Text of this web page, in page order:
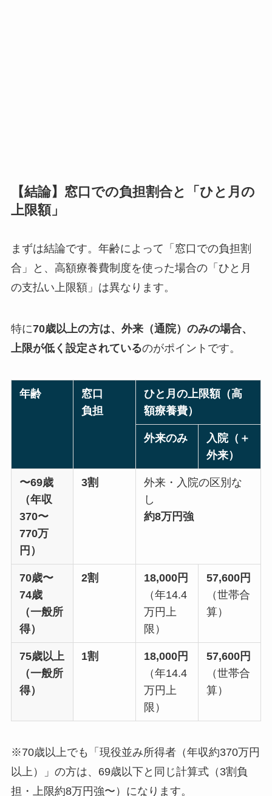
【結論】窓口での負担割合と「ひと月の
上限額」
まずは結論です。年齢によって「窓口での負担割
合」と、高額療養費制度を使った場合の「ひと月
の支払い上限額」は異なります。
特に70歳以上の方は、外来（通院）のみの場合、
上限が低く設定されているのがポイントです。
年齢
窓口
負担
ひと月の上限額（高
額療養費）
外来のみ
入院（＋
外来）
〜69歳
（年収
370〜
770万
円）
3割
外来・入院の区別な
し
約8万円強
70歳〜
74歳
（一般所
得）
2割
18,000円
（年14.4
万円上
限）
57,600円
（世帯合
算）
75歳以上
（一般所
得）
1割
18,000円
（年14.4
万円上
限）
57,600円
（世帯合
算）
※70歳以上でも「現役並み所得者（年収約370万円
以上）」の方は、69歳以下と同じ計算式（3割負
担・上限約8万円強〜）になります。